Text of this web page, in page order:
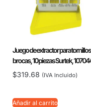
Juego de extractor para
brocas, 10 piezas Surtek,
$319.68 (IVA Incluido)
Añadir al carrito